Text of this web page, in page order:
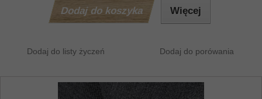
Dodaj do koszyka Więcej
Dodaj do listy życzeń Dodaj do porówania